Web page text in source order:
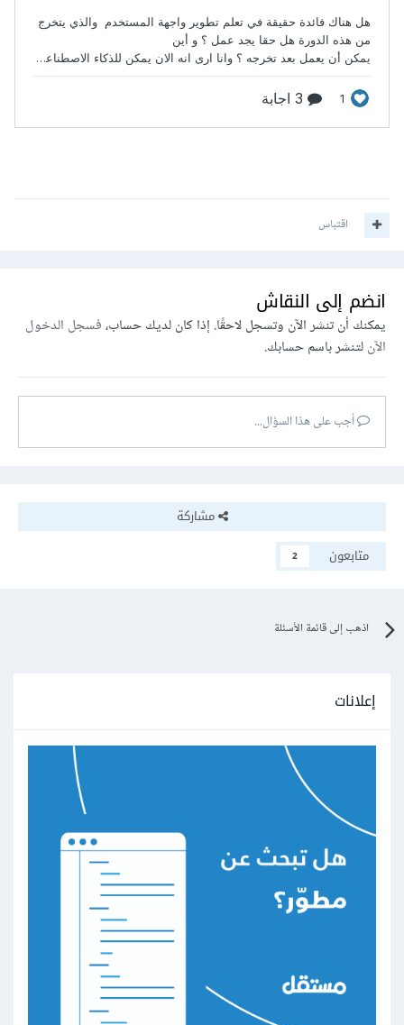
اقتباس
انضم إلى النقاش
يمكنك أن تنشر الآن وتسجل لاحقًا. إذا كان لديك حساب،فسجل الدخول
الآنلتنشر باسم حسابك.
أجب على هذا السؤال...
مشاركة
متابعون
2
اذهب إلى قائمة الأسئلة
إعلانات